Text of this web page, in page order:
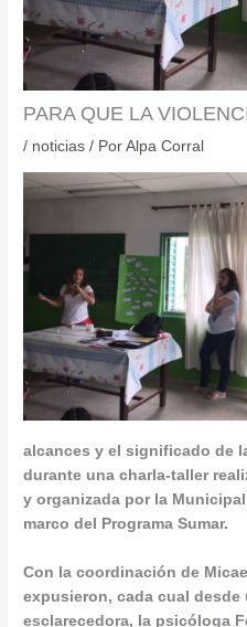
PARA QUE LA
/ noticias / PorAlpa Corral
alcances y el significado de
durante una charla-taller
y organizada por la
marco del Programa Sumar.
Con la coordinación de
expusieron, cada cual desde
esclarecedora, la psicóloga